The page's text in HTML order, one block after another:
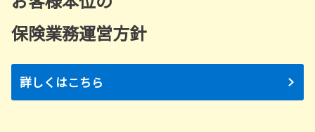
保険業務運営方針
詳しくはこちら